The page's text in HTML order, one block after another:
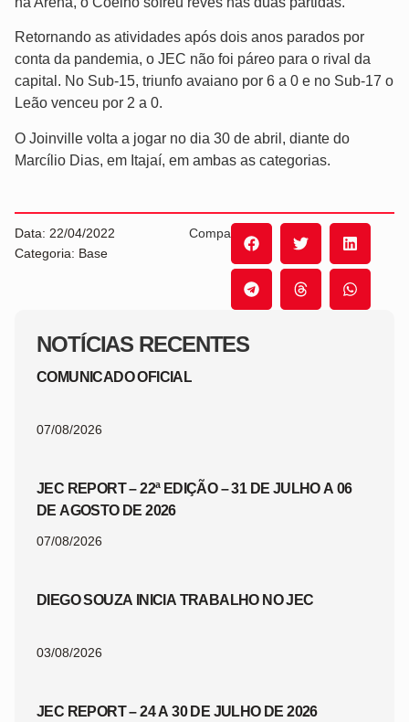
NOTÍCIAS RECENTES
COMUNICADO OFICIAL
07/08/2026
JEC REPORT – 22ª EDIÇÃO – 31 DE JULHO A 06
DE AGOSTO DE 2026
07/08/2026
DIEGO SOUZA INICIA TRABALHO NO JEC
03/08/2026
JEC REPORT – 24 A 30 DE JULHO DE 2026
Retornando as atividades após dois anos parados por
conta da pandemia, o JEC não foi páreo para o rival da
capital. No Sub-15, triunfo avaiano por 6 a 0 e no Sub-17 o
Leão venceu por 2 a 0.
O Joinville volta a jogar no dia 30 de abril, diante do
Marcílio Dias, em Itajaí, em ambas as categorias.
Data: 22/04/2022
Categoria: Base
Compartilhe: